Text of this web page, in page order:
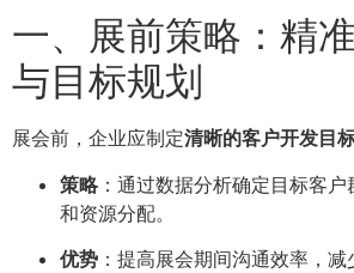
一、展前策略：精
与目标规划
展会前，企业应制定清晰的客户开发目
策略：通过数据分析确定目标客户
和资源分配。
优势 ：提高展会期间沟通效率，减